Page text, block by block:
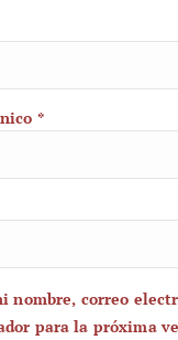
*
nombre, correo
para la próxima